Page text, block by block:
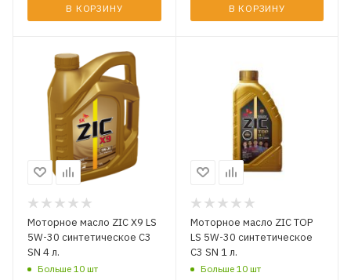
В КОРЗИНУ В КОРЗИНУ
Моторное масло ZIC X9 LS
5W-30 синтетическое C3
SN 4 л.
Больше 10 шт
Моторное масло ZIC TOP
LS 5W-30 синтетическое
C3 SN 1 л.
Больше 10 шт